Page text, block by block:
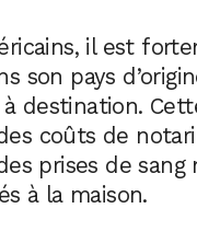
il est
son pays
destination.
coûts de
prises de sang
à la maison.